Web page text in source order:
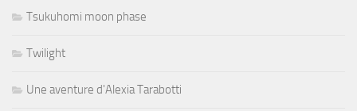
Tsukuhomi moon phase
Twilight
Une aventure d'Alexia Tarabotti